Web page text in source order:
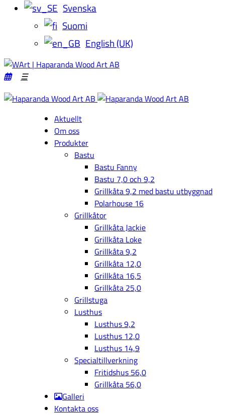
Svenska
Suomi
English (UK)
Aktuellt
Om oss
Produkter
Bastu
Bastu Fanny
Bastu 7,0 och 9,2
Grillkåta 9,2 med bastu utbyggnad
Polarhouse 16
Grillkåtor
Grillkåta Jackie
Grillkåta Loke
Grillkåta 9,2
Grillkåta 12,0
Grillkåta 16,5
Grillkåta 25,0
Grillstuga
Lusthus
Lusthus 9,2
Lusthus 12,0
Lusthus 14,9
Specialtillverkning
Fritidshus 56,0
Grillkåta 56,0
Galleri
Kontakta oss